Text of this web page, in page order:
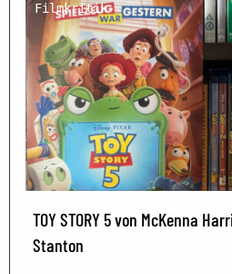
Filmkritik
TOY STORY 5 von McKenna
Stanton